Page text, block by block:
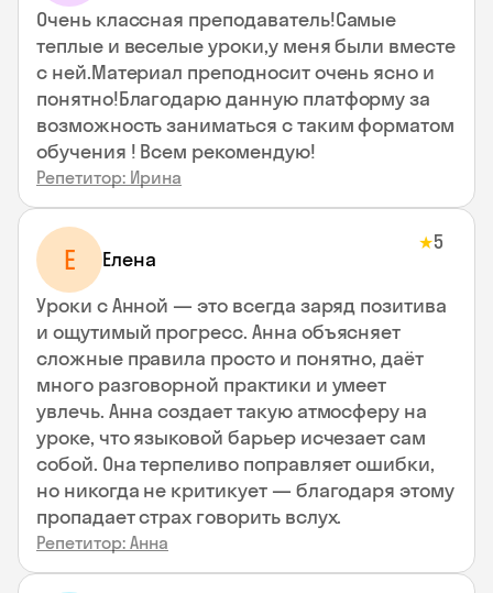
Очень классная преподаватель!Самые
теплые и веселые уроки,у меня были вместе
с ней.Материал преподносит очень ясно и
понятно!Благодарю данную платформу за
возможность заниматься с таким форматом
обучения ! Всем рекомендую!
Репетитор: Ирина
Е Елена
★5
Уроки с Анной — это всегда заряд позитива
и ощутимый прогресс. Анна объясняет
сложные правила просто и понятно, даёт
много разговорной практики и умеет
увлечь. Анна создает такую атмосферу на
уроке, что языковой барьер исчезает сам
собой. Она терпеливо поправляет ошибки,
но никогда не критикует — благодаря этому
пропадает страх говорить вслух.
Репетитор: Анна